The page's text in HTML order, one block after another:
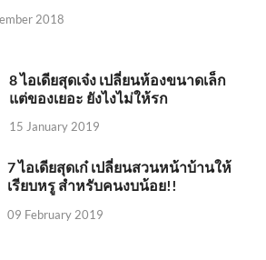
2018
8 ไอเดียสุดเจ๋ง เปลี่ยนห้องขนาดเล็ก
แต่ของเยอะ ยังไงไม่ให้รก
15 January 2019
7 ไอเดียสุดเก๋ เปลี่ยนสวนหน้าบ้านให้
เรียบหรู สำหรับคนงบน้อย!!
09 February 2019